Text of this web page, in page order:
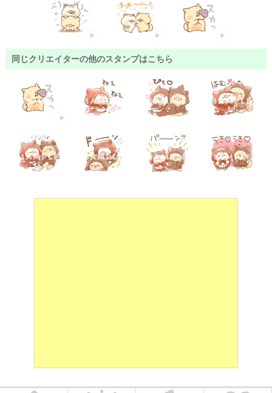
同じクリエイターの他のスタンプはこちら